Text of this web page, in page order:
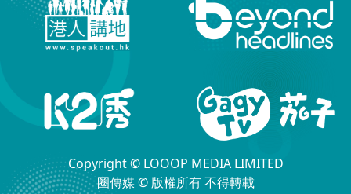
Copyright © LOOOP MEDIA LIMITED
圈傳媒 © 版權所有 不得轉載